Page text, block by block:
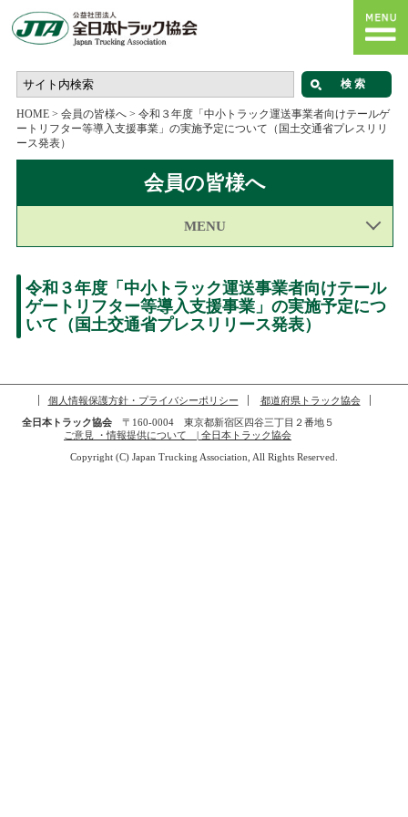
HOME> 会員の皆様へ> 令和３年度「中小トラック運送事業者向けテールゲ
ートリフター等導入支援事業」の実施予定について（国土交通省プレスリリ
ース発表）
会員の皆様へ
MENU
令和３年度「中小トラック運送事業者向けテール
ゲートリフター等導入支援事業」の実施予定につ
いて（国土交通省プレスリリース発表）
個人情報保護方針・プライバシーポリシー
都道府県トラック協会
全日本トラック協会〒160-0004 東京都新宿区四谷三丁目２番地５
ご意見 ・情報提供について | 全日本トラック協会
Copyright (C) Japan Trucking Association, All Rights Reserved.